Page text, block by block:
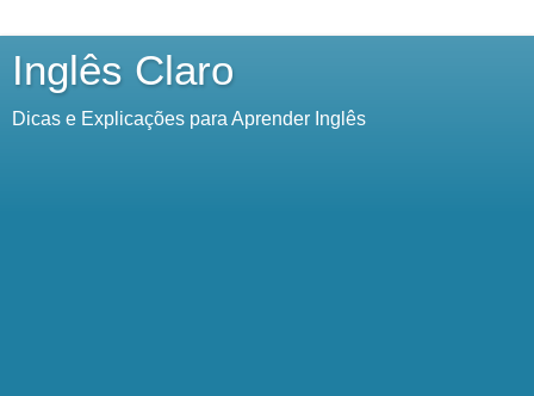
Inglês Claro
Dicas e Explicações para Aprender Inglês